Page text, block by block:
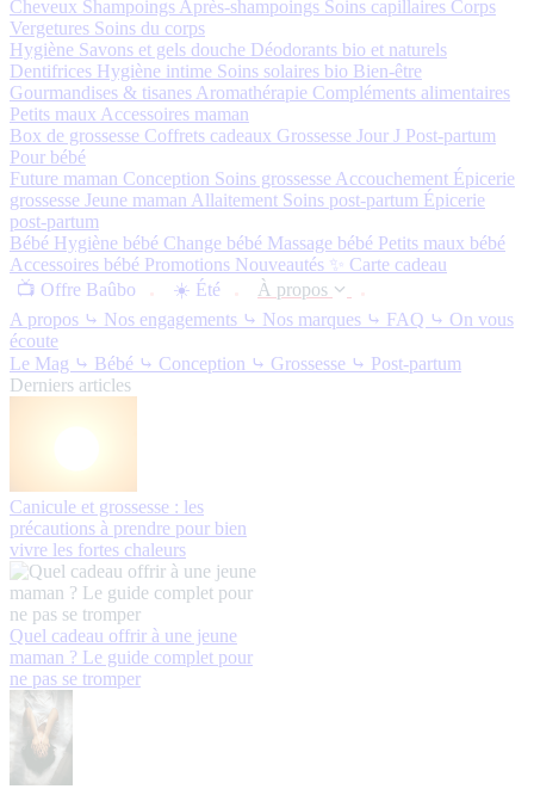
Cheveux Shampoings Après-shampoings Soins capillaires Corps
Vergetures Soins du corps
Hygiène Savons et gels douche Déodorants bio et naturels
Dentifrices Hygiène intime Soins solaires bio Bien-être
Gourmandises & tisanes Aromathérapie Compléments alimentaires
Petits maux Accessoires maman
Box de grossesse Coffrets cadeaux Grossesse Jour J Post-partum
Pour bébé
Future maman Conception Soins grossesse Accouchement Épicerie
grossesse Jeune maman Allaitement Soins post-partum Épicerie
post-partum
Bébé Hygiène bébé Change bébé Massage bébé Petits maux bébé
Accessoires bébé Promotions Nouveautés ✨ Carte cadeau
📺 Offre Baûbo
☀️ Été
À propos
A propos ⤷ Nos engagements ⤷ Nos marques ⤷ FAQ ⤷ On vous
écoute
Le Mag ⤷ Bébé ⤷ Conception ⤷ Grossesse ⤷ Post-partum
Derniers articles
Canicule et grossesse : les
précautions à prendre pour bien
vivre les fortes chaleurs
Quel cadeau offrir à une jeune
maman ? Le guide complet pour
ne pas se tromper